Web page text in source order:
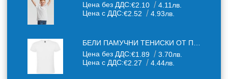
Цена без ДДС:€2.10
4.11лв.
Цена с ДДС:€2.52 4.93лв.
Цена без ДДС:€1.89
3.70лв.
Цена с ДДС:€2.27 4.44лв.